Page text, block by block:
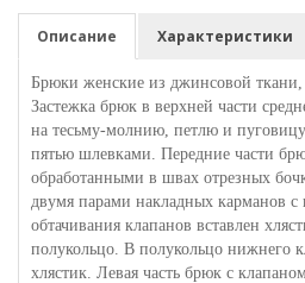
Описание Характеристики
Брюки женские из джинсовой ткани,
Застежка брюк в верхней части
на тесьму-молнию, петлю и
пятью шлевками. Передние части
обработанными в швах отрезных
двумя парами накладных карманов
обтачивания клапанов вставлен
полукольцо. В полукольцо нижнего
хлястик. Левая часть брюк с